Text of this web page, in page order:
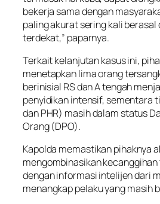
bekerja sama dengan
paling akurat sering kali berasal
terdekat,” paparnya.
Terkait kelanjutan kasus ini,
menetapkan lima orang
berinisial RS dan A tengah
penyidikan intensif, sementara
dan PHR) masih dalam status
Orang (DPO).
Kapolda memastikan pihaknya
mengombinasikan
dengan informasi intelijen dari
menangkap pelaku yang masih